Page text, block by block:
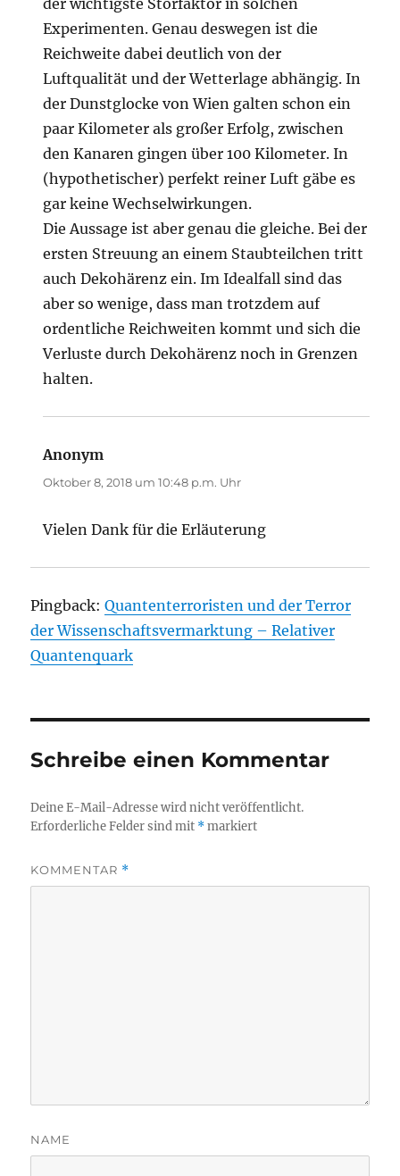
der wichtigste Störfaktor in solchen
Experimenten. Genau deswegen ist die
Reichweite dabei deutlich von der
Luftqualität und der Wetterlage abhängig. In
der Dunstglocke von Wien galten schon ein
paar Kilometer als großer Erfolg, zwischen
den Kanaren gingen über 100 Kilometer. In
(hypothetischer) perfekt reiner Luft gäbe es
gar keine Wechselwirkungen.
Die Aussage ist aber genau die gleiche. Bei der
ersten Streuung an einem Staubteilchen tritt
auch Dekohärenz ein. Im Idealfall sind das
aber so wenige, dass man trotzdem auf
ordentliche Reichweiten kommt und sich die
Verluste durch Dekohärenz noch in Grenzen
halten.
Anonym
Oktober 8, 2018 um 10:48 p.m. Uhr
Vielen Dank für die Erläuterung
Pingback:Quantenterroristen und der Terror
der Wissenschaftsvermarktung – Relativer
Quantenquark
Schreibe einen Kommentar
Deine E-Mail-Adresse wird nicht veröffentlicht.
Erforderliche Felder sind mit *markiert
KOMMENTAR *
NAME